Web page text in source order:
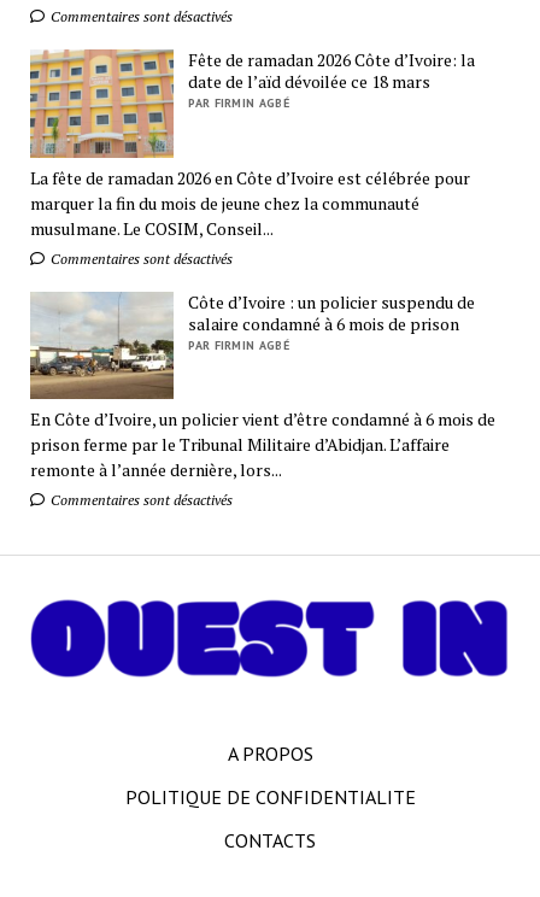
Commentaires sont désactivés
Fête de ramadan 2026 Côte d’Ivoire: la
date de l’aïd dévoilée ce 18 mars
PAR FIRMIN AGBÉ
La fête de ramadan 2026 en Côte d’Ivoire est célébrée pour
marquer la fin du mois de jeune chez la communauté
musulmane. Le COSIM, Conseil...
Commentaires sont désactivés
Côte d’Ivoire : un policier suspendu de
salaire condamné à 6 mois de prison
PAR FIRMIN AGBÉ
En Côte d’Ivoire, un policier vient d’être condamné à 6 mois de
prison ferme par le Tribunal Militaire d’Abidjan. L’affaire
remonte à l’année dernière, lors...
Commentaires sont désactivés
A PROPOS
POLITIQUE DE CONFIDENTIALITE
CONTACTS